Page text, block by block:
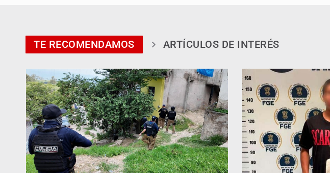
TE RECOMENDAMOS ARTÍCULOS DE INTERÉS